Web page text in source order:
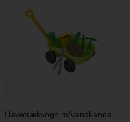
Havetrækvogn m/vandkande